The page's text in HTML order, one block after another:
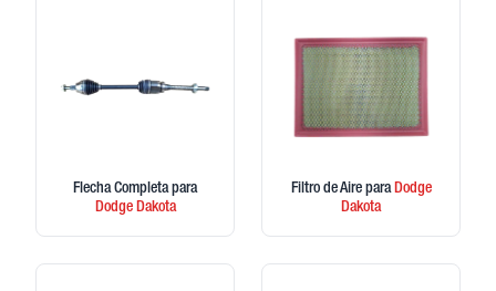
Flecha Completa para
DodgeDakota
Filtro de Aire paraDodge
Dakota